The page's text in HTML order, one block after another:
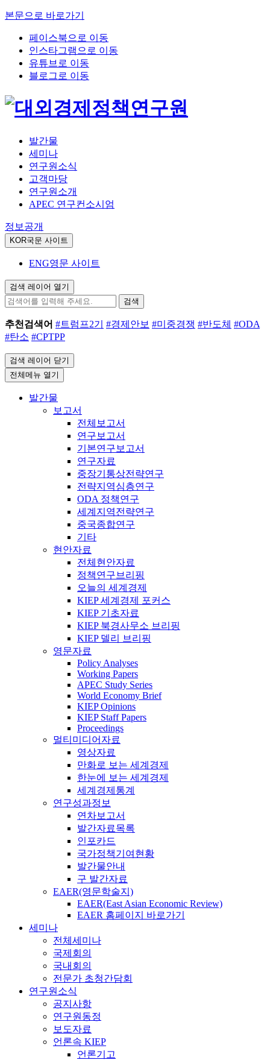
본문으로 바로가기
페이스북으로 이동
인스타그램으로 이동
유튜브로 이동
블로그로 이동
발간물
세미나
연구원소식
고객마당
연구원소개
APEC 연구컨소시엄
정보공개
KOR국문 사이트
ENG영문 사이트
검색 레이어 열기
검색
추천검색어 #트럼프2기 #경제안보 #미중경쟁 #반도체 #ODA
#탄소 #CPTPP
검색 레이어 닫기
전체메뉴 열기
발간물
보고서
전체보고서
연구보고서
기본연구보고서
연구자료
중장기통상전략연구
전략지역심층연구
ODA 정책연구
세계지역전략연구
중국종합연구
기타
현안자료
전체현안자료
정책연구브리핑
오늘의 세계경제
KIEP 세계경제 포커스
KIEP 기초자료
KIEP 북경사무소 브리핑
KIEP 델리 브리핑
영문자료
Policy Analyses
Working Papers
APEC Study Series
World Economy Brief
KIEP Opinions
KIEP Staff Papers
Proceedings
멀티미디어자료
영상자료
만화로 보는 세계경제
한눈에 보는 세계경제
세계경제통계
연구성과정보
연차보고서
발간자료목록
인포카드
국가정책기여현황
발간물안내
구 발간자료
EAER(영문학술지)
EAER(East Asian Economic Review)
EAER 홈페이지 바로가기
세미나
전체세미나
국제회의
국내회의
전문가 초청간담회
연구원소식
공지사항
연구원동정
보도자료
언론속 KIEP
언론기고